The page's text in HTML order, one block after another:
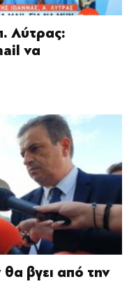
Λύτρας:
να
θα βγει από την